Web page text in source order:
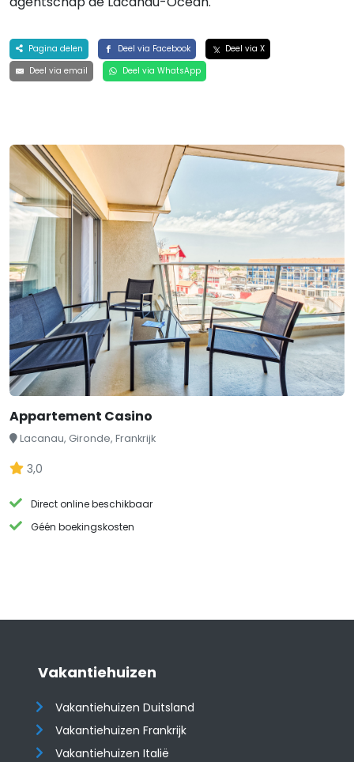
Pagina delen Deel via Facebook
Deel via X
Deel via email
Deel via WhatsApp
Appartement Casino
Lacanau, Gironde, Frankrijk
3,0
Direct online beschikbaar
Géén boekingskosten
Vakantiehuizen
Vakantiehuizen Duitsland
Vakantiehuizen Frankrijk
Vakantiehuizen Italië